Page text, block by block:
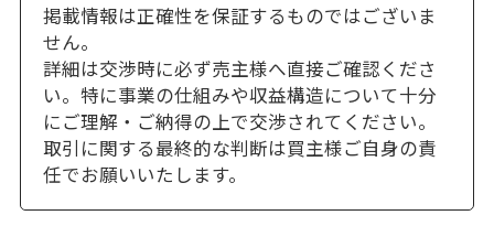
掲載情報は正確性を保証するものではございま
せん。
詳細は交渉時に必ず売主様へ直接ご確認くださ
い。特に事業の仕組みや収益構造について十分
にご理解・ご納得の上で交渉されてください。
取引に関する最終的な判断は買主様ご自身の責
任でお願いいたします。